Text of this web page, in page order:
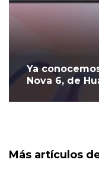
Ya
Nova 6, de
Más artículos